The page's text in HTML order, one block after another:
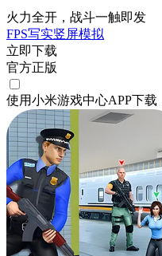
火力全开，战斗一触即发
FPS写实竖屏模拟
立即下载
官方正版
使用小米游戏中心APP下载